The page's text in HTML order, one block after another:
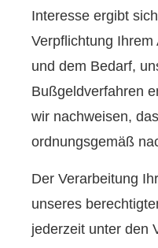
Interesse ergibt
Verpflichtung
und dem Bedarf,
Bußgeldverfahren
wir nachweisen,
ordnungsgemäß
Der Verarbeitung
unseres
jederzeit unter den